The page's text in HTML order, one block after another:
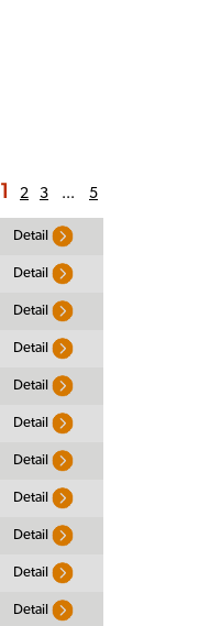
1 2 3 ... 5
Detail
Detail
Detail
Detail
Detail
Detail
Detail
Detail
Detail
Detail
Detail